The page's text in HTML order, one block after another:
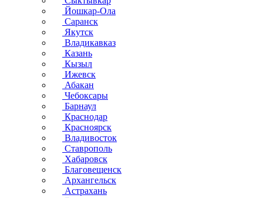
Йошкар-Ола
Саранск
Якутск
Владикавказ
Казань
Кызыл
Ижевск
Абакан
Чебоксары
Барнаул
Краснодар
Красноярск
Владивосток
Ставрополь
Хабаровск
Благовещенск
Архангельск
Астрахань